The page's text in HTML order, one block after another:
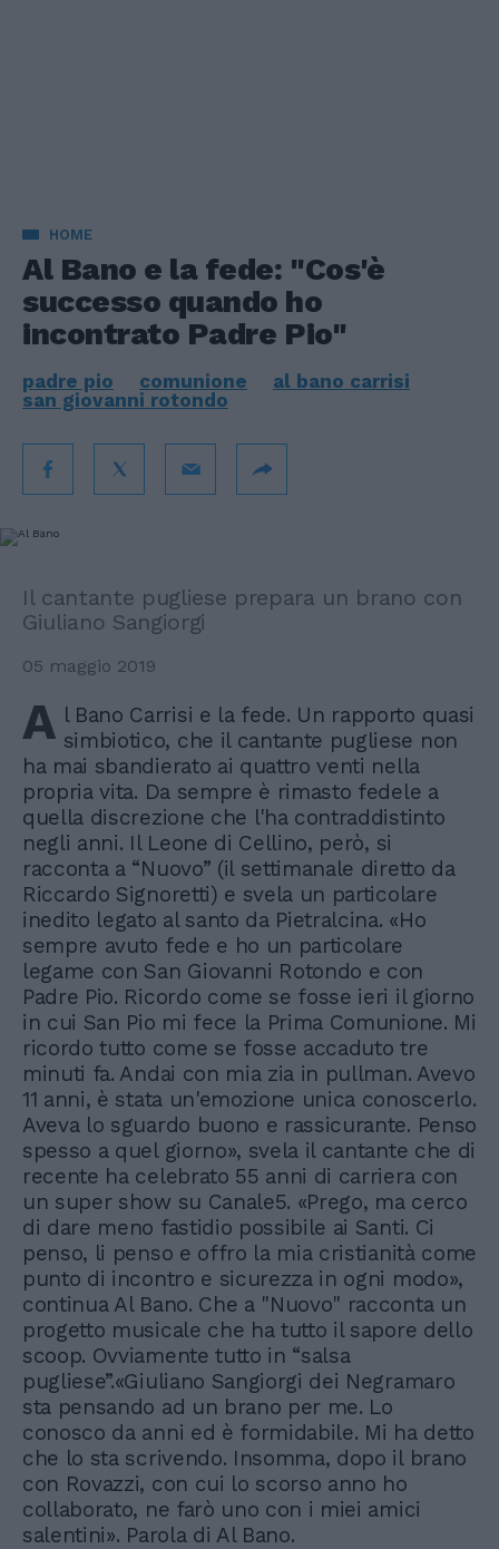
HOME
Al Bano e la fede: "Cos'è
successo quando ho
incontrato Padre Pio"
padre pio comunione
al bano carrisi
san giovanni rotondo
Il cantante pugliese prepara un brano con
Giuliano Sangiorgi
05 maggio 2019
A l Bano Carrisi e la fede. Un rapporto quasi
simbiotico, che il cantante pugliese non
ha mai sbandierato ai quattro venti nella
propria vita. Da sempre è rimasto fedele a
quella discrezione che l'ha contraddistinto
negli anni. Il Leone di Cellino, però, si
racconta a “Nuovo” (il settimanale diretto da
Riccardo Signoretti) e svela un particolare
inedito legato al santo da Pietralcina. «Ho
sempre avuto fede e ho un particolare
legame con San Giovanni Rotondo e con
Padre Pio. Ricordo come se fosse ieri il giorno
in cui San Pio mi fece la Prima Comunione. Mi
ricordo tutto come se fosse accaduto tre
minuti fa. Andai con mia zia in pullman. Avevo
11 anni, è stata un'emozione unica conoscerlo.
Aveva lo sguardo buono e rassicurante. Penso
spesso a quel giorno», svela il cantante che di
recente ha celebrato 55 anni di carriera con
un super show su Canale5. «Prego, ma cerco
di dare meno fastidio possibile ai Santi. Ci
penso, li penso e offro la mia cristianità come
punto di incontro e sicurezza in ogni modo»,
continua Al Bano. Che a "Nuovo" racconta un
progetto musicale che ha tutto il sapore dello
scoop. Ovviamente tutto in “salsa
pugliese”.«Giuliano Sangiorgi dei Negramaro
sta pensando ad un brano per me. Lo
conosco da anni ed è formidabile. Mi ha detto
che lo sta scrivendo. Insomma, dopo il brano
con Rovazzi, con cui lo scorso anno ho
collaborato, ne farò uno con i miei amici
salentini». Parola di Al Bano.